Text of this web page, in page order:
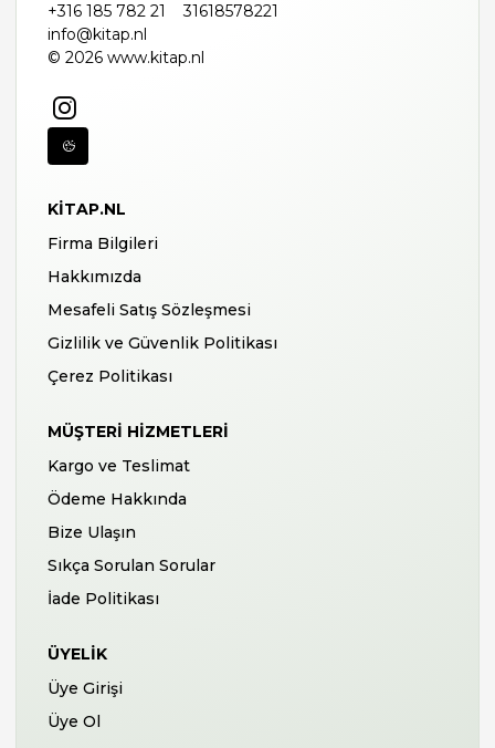
+316 185 782 21
31618578221
info@kitap.nl
© 2026 www.kitap.nl
KITAP.NL
Firma Bilgileri
Hakkımızda
Mesafeli Satış Sözleşmesi
Gizlilik ve Güvenlik Politikası
Çerez Politikası
MÜŞTERI HIZMETLERI
Kargo ve Teslimat
Ödeme Hakkında
Bize Ulaşın
Sıkça Sorulan Sorular
İade Politikası
ÜYELIK
Üye Girişi
Üye Ol